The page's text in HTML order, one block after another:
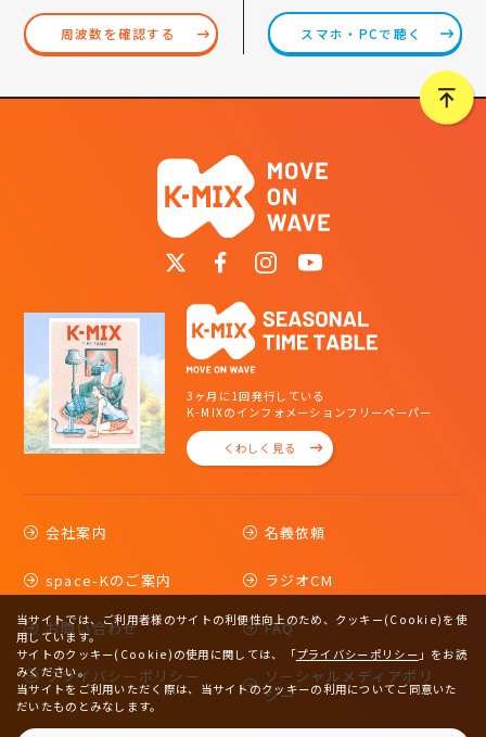
周波数を確認する スマホ・PCで聴く
3ヶ月に1回発行している
K-MIXのインフォメーションフリーペーパー
くわしく見る
会社案内 名義依頼
space-Kのご案内 ラジオCM
お問い合わせ FAQ
プライバシーポリシー
ソーシャルメディアポリ
シー
当サイトでは、ご利用者様のサイトの利便性向上のため、クッキー(Cookie)を使
用しています。
サイトのクッキー(Cookie)の使用に関しては、
「プライバシーポリシー 」をお読
みください。
当サイトをご利用いただく際は、当サイトのクッキーの利用についてご同意いた
だいたものとみなします。